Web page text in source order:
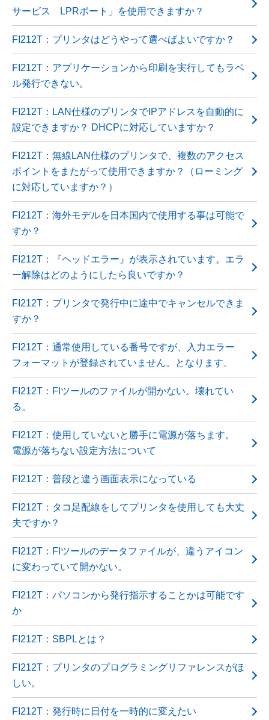
サービス LPRポート」を使用できますか？
FI212T：プリンタはどうやって選べばよいですか？
FI212T：アプリケーションから印刷を実行してもラベ
ル発行できない。
FI212T：LAN仕様のプリンタでIPアドレスを自動的に
設定できますか？ DHCPに対応していますか？
FI212T：無線LAN仕様のプリンタで、複数のアクセス
ポイントをまたがって使用できますか？（ローミング
に対応していますか？）
FI212T：海外モデルを日本国内で使用する事は可能で
すか？
FI212T：『ヘッドエラー』が表示されています。エラ
ー解除はどのようにしたら良いですか？
FI212T：プリンタで発行中に途中でキャンセルできま
すか？
FI212T：通常使用している番号ですが、入力エラー
フォーマットが登録されていません。となります。
FI212T：FIツールのファイルが開かない。壊れてい
る。
FI212T：使用していないと勝手に電源が落ちます。
電源が落ちない設定方法について
FI212T：普段と違う画面表示になっている
FI212T：タコ足配線をしてプリンタを使用しても大丈
夫ですか？
FI212T：FIツールのデータファイルが、違うアイコン
に変わっていて開かない。
FI212T：パソコンから発行指示することかは可能です
か
FI212T：SBPLとは？
FI212T：プリンタのプログラミングリファレンスがほ
しい。
FI212T：発行時に日付を一時的に変えたい